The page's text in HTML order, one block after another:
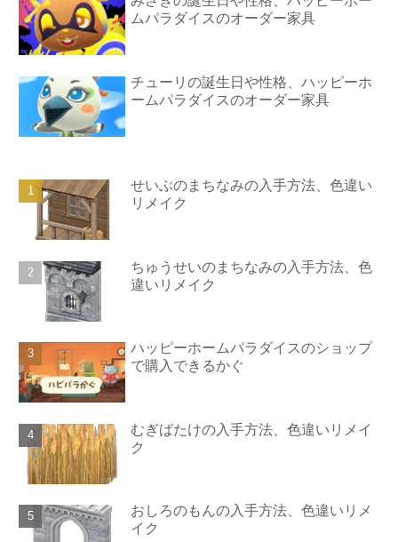
ムパラダイスのオーダー家具
チューリの誕生日や性格、ハッピーホ
ームパラダイスのオーダー家具
せいぶのまちなみの入手方法、色違い
リメイク
ちゅうせいのまちなみの入手方法、色
違いリメイク
ハッピーホームパラダイスのショップ
で購入できるかぐ
むぎばたけの入手方法、色違いリメイ
ク
おしろのもんの入手方法、色違いリメ
イク